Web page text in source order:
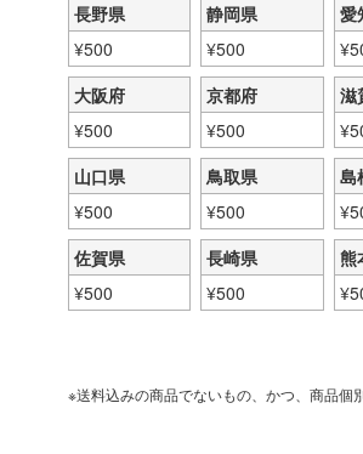
長野県
¥500
静岡県
¥500
愛
¥
大阪府
¥500
京都府
¥500
滋
¥
山口県
¥500
鳥取県
¥500
島
¥
佐賀県
¥500
長崎県
¥500
熊
¥
送料込みの商品でないもの、かつ、商品個